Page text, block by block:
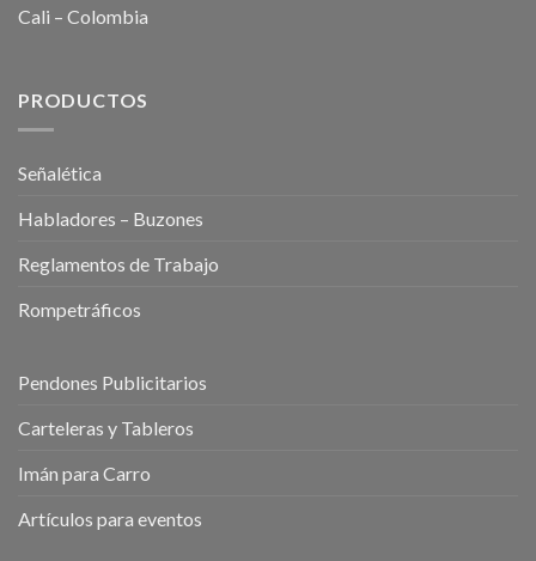
Cali – Colombia
PRODUCTOS
Señalética
Habladores – Buzones
Reglamentos de Trabajo
Rompetráficos
Pendones Publicitarios
Carteleras y Tableros
Imán para Carro
Artículos para eventos